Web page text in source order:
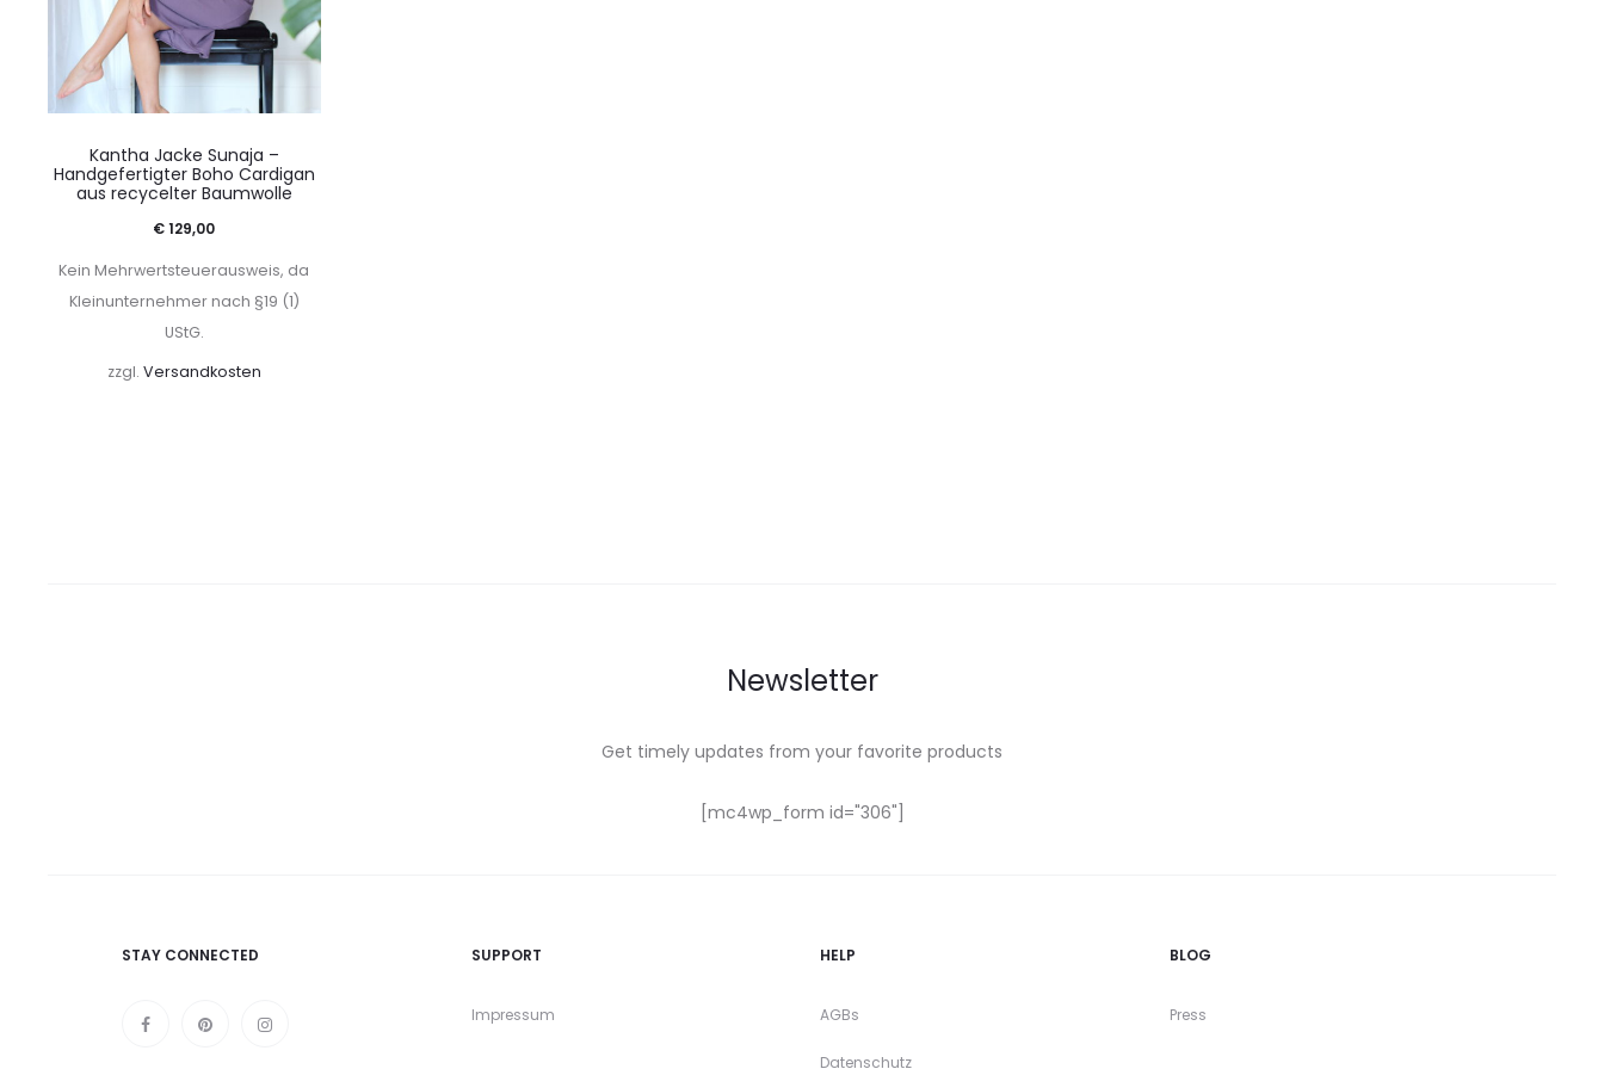
Kantha Jacke Sunaja –
Handgefertigter Boho Cardigan
aus recycelter Baumwolle
€129,00
Kein Mehrwertsteuerausweis, da
Kleinunternehmer nach §19 (1)
UStG.
zzgl. Versandkosten
Newsletter
Get timely updates from your favorite products
[mc4wp_form id="306"]
STAY CONNECTED SUPPORT
Impressum
HELP
AGBs
Datenschutz
BLOG
Press